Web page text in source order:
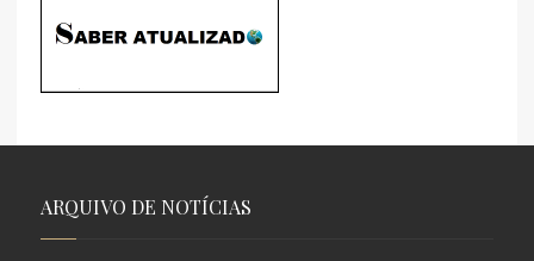
ARQUIVO DE NOTÍCIAS